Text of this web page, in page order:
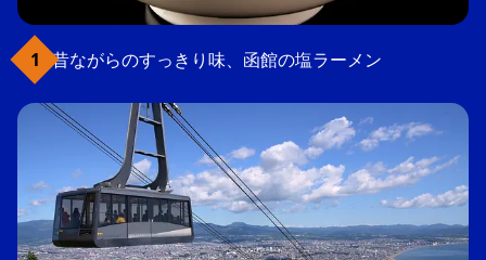
昔ながらのすっきり味、函館の塩ラーメン